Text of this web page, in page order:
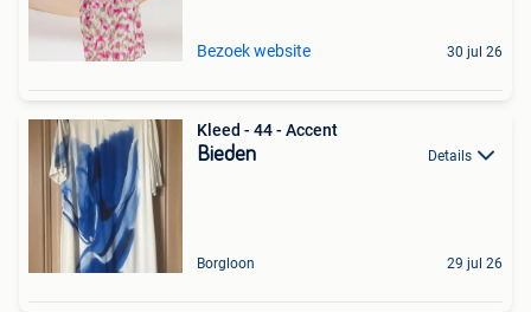
Bezoek website 30 jul 26
Kleed - 44 - Accent
Bieden Details
Borgloon 29 jul 26